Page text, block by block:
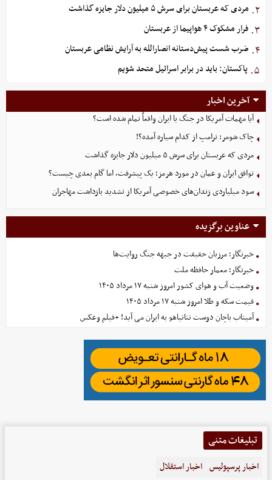
۲. مردی که عربستان برای سرش ۵ میلیون دلار جایزه گذاشت
۳. فرار مشکوک ۴ هواپیما از عربستان
۴. ضرب شست پیش‌دستانه انصارالله به آرایش نظامی عربستان
۵. پاکستان: باید در برابر اسرائیل متحد شویم
آخرین اخبار
آیا مهمات آمریکا در جنگ با ایران واقعاً تمام شده است؟
چاک شومر: ترامپ از کدام سیاره آمده؟!
مردی که عربستان برای سرش ۵ میلیون دلار جایزه گذاشت
توافق ایران و عمان در مورد هرمز؛ یک پیشرفت، اما گام بعدی چیست؟
سود میلیاردی زندان‌های خصوصی آمریکا از تشدید بازداشت مهاجران
عناوین برگزیده
خبرنگار؛ مرزبان حقیقت در جبهه جنگ روایت‌ها
خبرنگار؛ معمار حافظه ملت
وضعیت آب و هوای کشور امروز شنبه ۱۷ مرداد ۱۴۰۵
قیمت سکه و طلا امروز شنبه ۱۷ مرداد ۱۴۰۵
آمیتاب باچان دوست نتانیاهو به ایران می آید! +فیلم وعکس
تبلیغات متنی
اخبار پرسپولیس اخبار استقلال